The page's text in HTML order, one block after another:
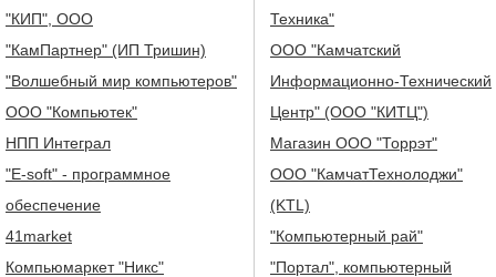
"КИП", ООО
"КамПартнер" (ИП Тришин)
"Волшебный мир компьютеров"
ООО "Компьютек"
НПП Интеграл
"E-soft" - программное
обеспечение
41market
Компьюмаркет "Никс"
Техника"
ООО "Камчатский
Информационно-Технический
Центр" (ООО "КИТЦ")
Магазин ООО "Торрэт"
ООО "КамчатТехнолоджи"
(KTL)
"Компьютерный рай"
"Портал", компьютерный